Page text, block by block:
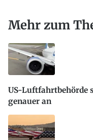
Mehr zum
US-Luftfahrtbehörde
genauer an